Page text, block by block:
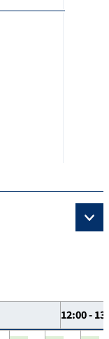
12:00 -